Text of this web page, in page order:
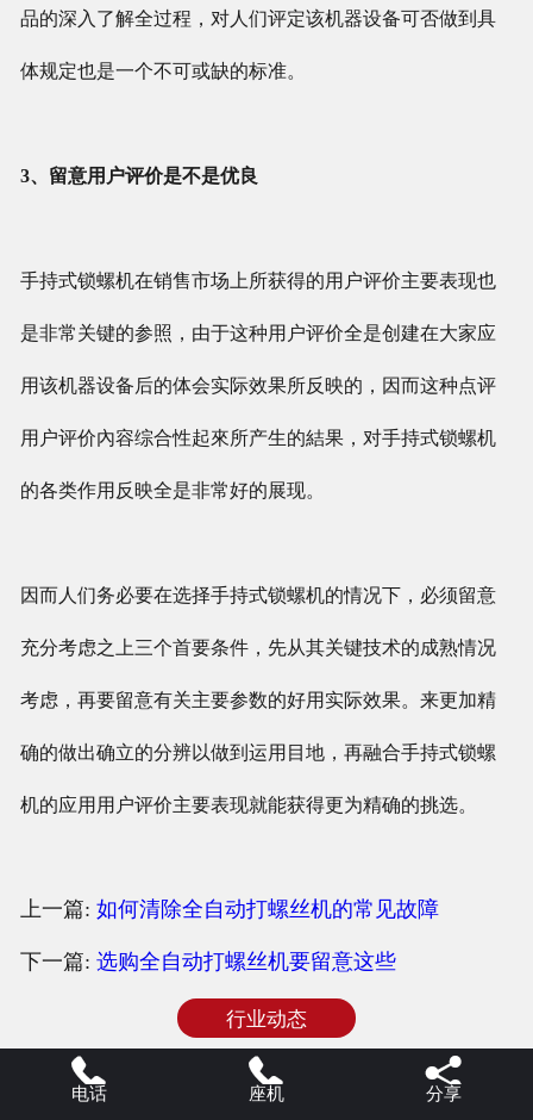
品的深入了解全过程，对人们评定该机器设备可否做到具
体规定也是一个不可或缺的标准。
3、留意用户评价是不是优良
手持式锁螺机在销售市场上所获得的用户评价主要表现也
是非常关键的参照，由于这种用户评价全是创建在大家应
用该机器设备后的体会实际效果所反映的，因而这种点评
用户评价內容综合性起來所产生的結果，对手持式锁螺机
的各类作用反映全是非常好的展现。
因而人们务必要在选择手持式锁螺机的情况下，必须留意
充分考虑之上三个首要条件，先从其关键技术的成熟情况
考虑，再要留意有关主要参数的好用实际效果。来更加精
确的做出确立的分辨以做到运用目地，再融合手持式锁螺
机的应用用户评价主要表现就能获得更为精确的挑选。
上一篇: 如何清除全自动打螺丝机的常见故障
下一篇: 选购全自动打螺丝机要留意这些
行业动态

电话 
座机 
分享